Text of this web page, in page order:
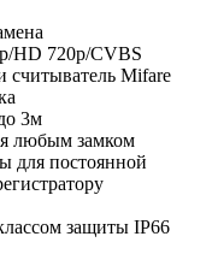
HD 720p/CVBS
Mifare
3м
любым замком
для постоянной
защиты IP66